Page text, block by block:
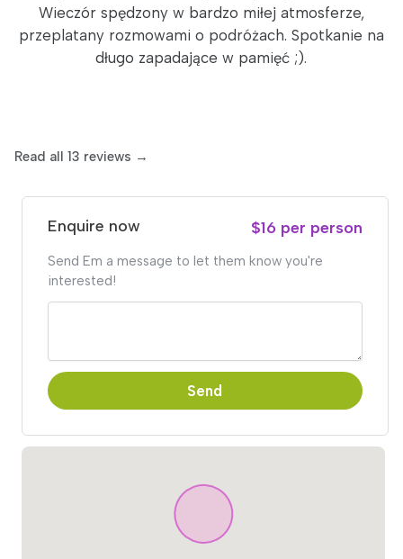
Wieczór spędzony w bardzo miłej atmosferze,
przeplatany rozmowami o podróżach. Spotkanie na
długo zapadające w pamięć ;).
Read all 13 reviews →
Enquire now $16 per person
Send Em a message to let them know you're
interested!
Send